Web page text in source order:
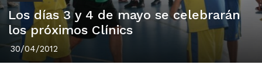
Los días 3 y 4 de mayo se celebrarán
los próximos Clínics
30/04/2012